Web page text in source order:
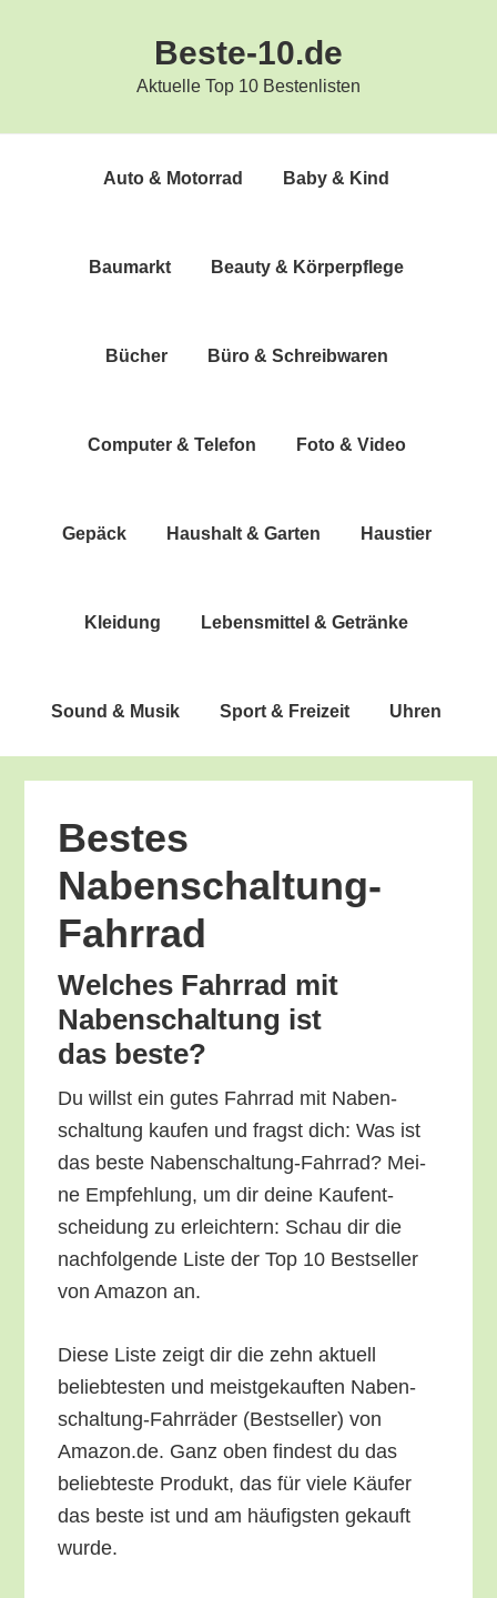
Beste-10.de
Aktuelle Top 10 Bestenlisten
Auto & Motorrad Baby & Kind
Bau­markt Beau­ty & Körperpflege
Bücher Büro & Schreibwaren
Com­pu­ter & Telefon Foto & Video
Gepäck Haus­halt & Garten Haus­tier
Klei­dung Lebens­mit­tel & Getränke
Sound & Musik Sport & Freizeit Uhren
Bes­tes
Nabenschaltung-
Fahrrad
Wel­ches Fahr­rad mit
Naben­schal­tung ist
das beste?
Du willst ein gutes Fahr­rad mit Naben­
schal­tung kau­fen und fragst dich: Was ist
das bes­te Naben­schal­tung-Fahr­rad? Mei­
ne Emp­feh­lung, um dir dei­ne Kauf­ent­
schei­dung zu erleich­tern: Schau dir die
nach­fol­gen­de Lis­te der Top 10 Best­sel­ler
von Ama­zon an.
Die­se Lis­te zeigt dir die zehn aktu­ell
belieb­tes­ten und meist­ge­kauf­ten Naben­
schal­tung-Fahr­rä­der (Best­sel­ler) von
Amazon.de. Ganz oben fin­dest du das
belieb­tes­te Pro­dukt, das für vie­le Käu­fer
das bes­te ist und am häu­figs­ten gekauft
wurde.